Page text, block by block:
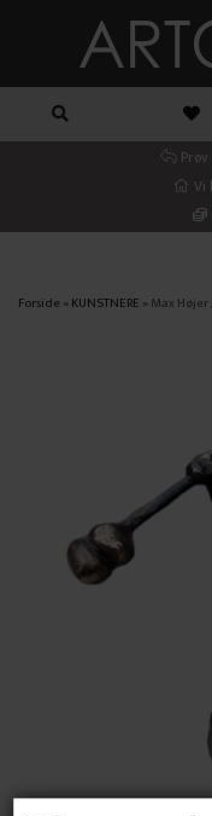
Prøv
Vi
Forside »KUNSTNERE »Max Højer